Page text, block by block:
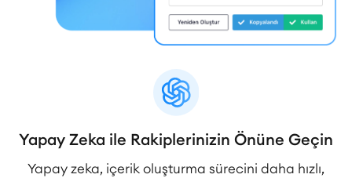
Yapay Zeka ile Rakiplerinizin Önüne Geçin
Yapay zeka, içerik oluşturma sürecini daha hızlı,